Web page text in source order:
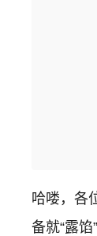
哈喽，各
备就“露